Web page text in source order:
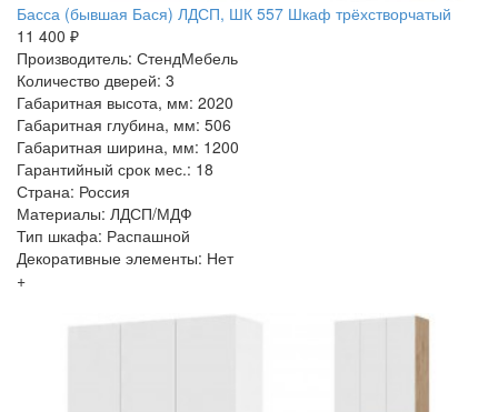
Басса (бывшая Бася) ЛДСП, ШК 557 Шкаф трёхстворчатый
11 400 ₽
Производитель: СтендМебель
Количество дверей: 3
Габаритная высота, мм: 2020
Габаритная глубина, мм: 506
Габаритная ширина, мм: 1200
Гарантийный срок мес.: 18
Страна: Россия
Материалы: ЛДСП/МДФ
Тип шкафа: Распашной
Декоративные элементы: Нет
+